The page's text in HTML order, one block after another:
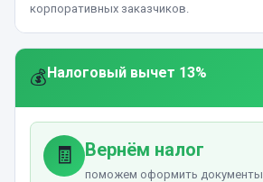
корпоративных заказчиков.
💰Налоговый вычет 13%
🧾 Вернём налог
поможем оформить документы